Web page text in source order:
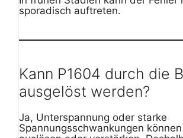
sporadisch auftreten.
Kann P1604 durch die
ausgelöst werden?
Ja, Unterspannung oder starke
Spannungsschwankungen